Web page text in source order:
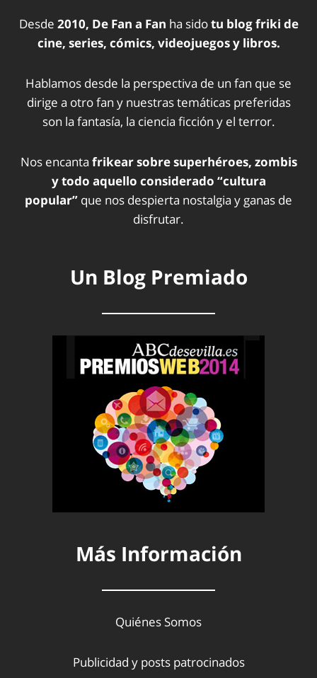
Desde 2010, De Fan a Fan ha sidotu blog friki de
cine, series, cómics, videojuegos y libros.
Hablamos desde la perspectiva de un fan que se
dirige a otro fan y nuestras temáticas preferidas
son la fantasía, la ciencia ficción y el terror.
Nos encanta frikear sobre superhéroes, zombis
y todo aquello considerado “cultura
popular” que nos despierta nostalgia y ganas de
disfrutar.
Un Blog Premiado
Más Información
Quiénes Somos
Publicidad y posts patrocinados